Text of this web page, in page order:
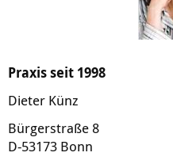
Praxis seit 1998
Dieter Künz
Bürgerstraße 8
D-53173 Bonn